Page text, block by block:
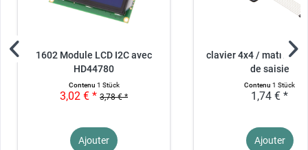
1602 Module LCD I2C avec
HD44780
Contenu 1 Stück
3,02 € * 3,78 € *
Ajouter
clavier 4x4 / matrice -
de saisie
Contenu1 Stück
1,74 € *
Ajouter